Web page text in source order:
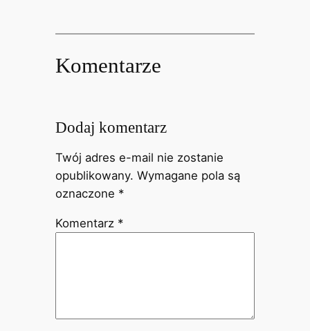
Komentarze
Dodaj komentarz
Twój adres e-mail nie zostanie
opublikowany. Wymagane pola są
oznaczone *
Komentarz *